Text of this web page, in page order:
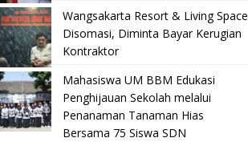
Wangsakarta Resort & Living Space
Disomasi, Diminta Bayar Kerugian
Kontraktor
Mahasiswa UM BBM Edukasi
Penghijauan Sekolah melalui
Penanaman Tanaman Hias
Bersama 75 Siswa SDN